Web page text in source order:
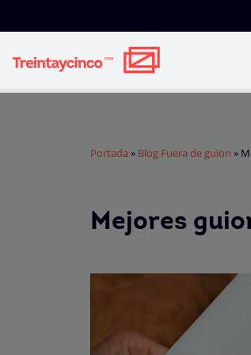
Portada » Blog Fuera de guion »
Mejores